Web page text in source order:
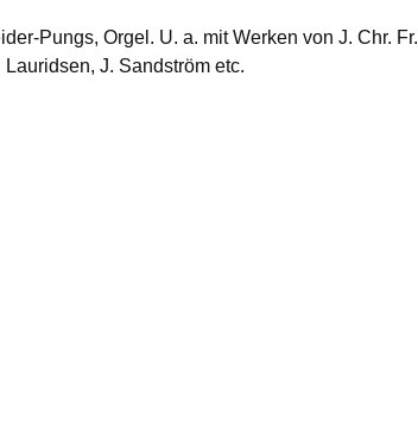
Pungs, Orgel. U. a. mit Werken von J. Chr. Fr.
J. Sandström etc.